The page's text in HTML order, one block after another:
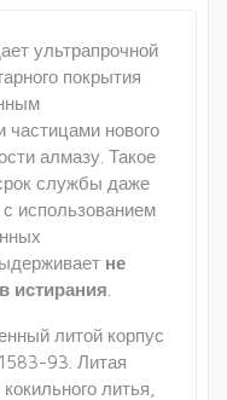
ультрапрочной
покрытия
нового
алмазу. Такое
службы даже
использованием
не
истирания
литой корпус
93. Литая
литья,